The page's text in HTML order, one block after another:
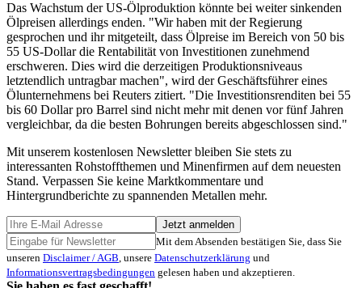
Das Wachstum der US-Ölproduktion könnte bei weiter sinkenden
Ölpreisen allerdings enden. "Wir haben mit der Regierung
gesprochen und ihr mitgeteilt, dass Ölpreise im Bereich von 50 bis
55 US-Dollar die Rentabilität von Investitionen zunehmend
erschweren. Dies wird die derzeitigen Produktionsniveaus
letztendlich untragbar machen", wird der Geschäftsführer eines
Ölunternehmens bei Reuters zitiert. "Die Investitionsrenditen bei 55
bis 60 Dollar pro Barrel sind nicht mehr mit denen vor fünf Jahren
vergleichbar, da die besten Bohrungen bereits abgeschlossen sind."
Mit unserem kostenlosen Newsletter bleiben Sie stets zu
interessanten Rohstoffthemen und Minenfirmen auf dem neuesten
Stand. Verpassen Sie keine Marktkommentare und
Hintergrundberichte zu spannenden Metallen mehr.
Jetzt anmelden
Mit dem Absenden bestätigen Sie, dass Sie
unseren Disclaimer / AGB, unsere Datenschutzerklärung und
Informationsvertragsbedingungen gelesen haben und akzeptieren.